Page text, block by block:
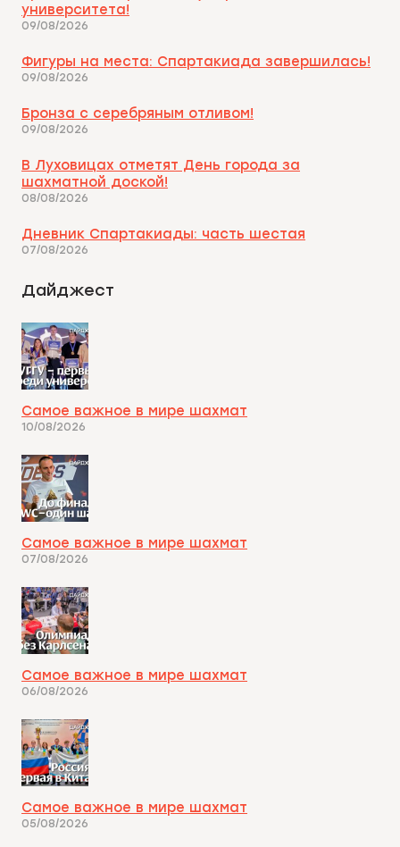
университета!
09/08/2026
Фигуры на места: Спартакиада завершилась!
09/08/2026
Бронза с серебряным отливом!
09/08/2026
В Луховицах отметят День города за
шахматной доской!
08/08/2026
Дневник Спартакиады: часть шестая
07/08/2026
Дайджест
Самое важное в мире шахмат
10/08/2026
Самое важное в мире шахмат
07/08/2026
Самое важное в мире шахмат
06/08/2026
Самое важное в мире шахмат
05/08/2026